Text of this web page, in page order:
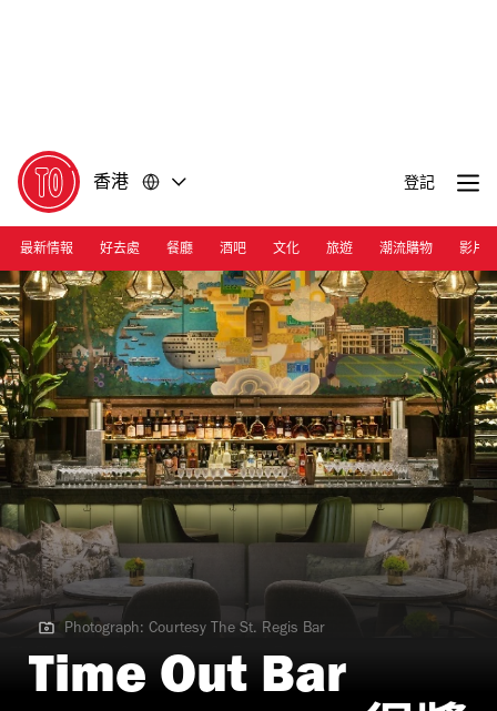
香港 登記
最新情報 好去處 餐廳 酒吧 文化 旅遊 潮流購物 影片
Photograph: Courtesy The St. Regis Bar
Photograph: Courtesy The St. Regis Bar
Time Out Bar